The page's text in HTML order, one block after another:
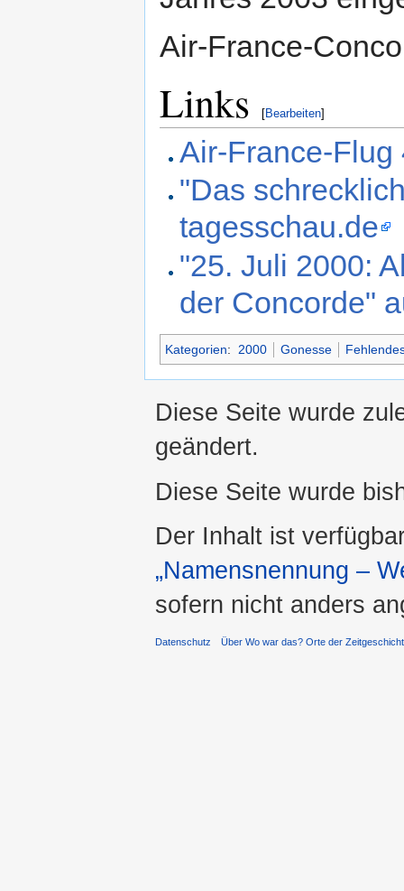
Air-France-
Links [Bearbeiten]
Air-France-
"Das
tagesschau.de
"25. Juli 2000:
der Concorde"
Kategorien: 2000 Gonesse
Diese Seite wurde
geändert.
Diese Seite wurde
Der Inhalt ist
„Namensnennung –
sofern nicht anders
Datenschutz Über Wo war das? Orte der